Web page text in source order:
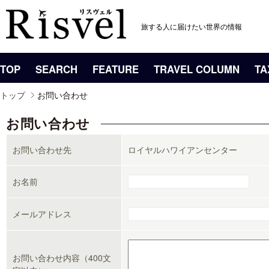
旅する人に届けたい世界の情報
TOP SEARCH FEATURE TRAVEL COLUMN
トップ お問い合わせ
お問い合わせ
お問い合わせ先 ロイヤルハワイアンセンター
お名前
メールアドレス
お問い合わせ内容（400文